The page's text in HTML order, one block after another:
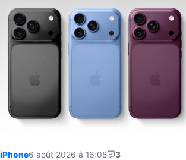
iPhone6 août 2026 à 16:08 3